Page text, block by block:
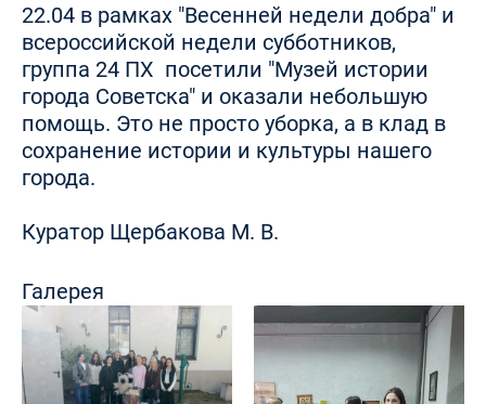
22.04 в рамках "Весенней недели добра" и
всероссийской недели субботников,
группа 24 ПХ посетили "Музей истории
города Советска" и оказали небольшую
помощь. Это не просто уборка, а в клад в
сохранение истории и культуры нашего
города.
Куратор Щербакова М. В.
Галерея